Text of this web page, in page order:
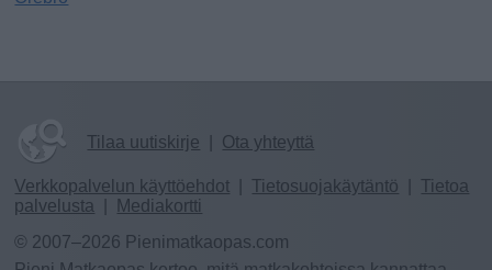
Tilaa uutiskirje Ota yhteyttä
Verkkopalvelun käyttöehdot Tietosuojakäytäntö
Tietoa
palvelusta
Mediakortti
© 2007–2026 Pienimatkaopas.com